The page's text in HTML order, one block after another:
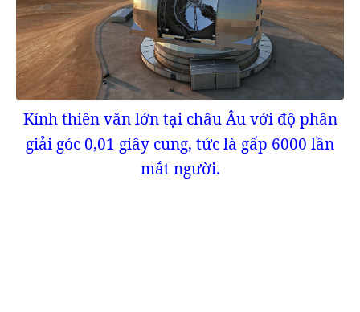
Kính thiên văn lớn tại châu Âu với độ phân
giải góc 0,01 giây cung, tức là gấp 6000 lần
mắt người​.